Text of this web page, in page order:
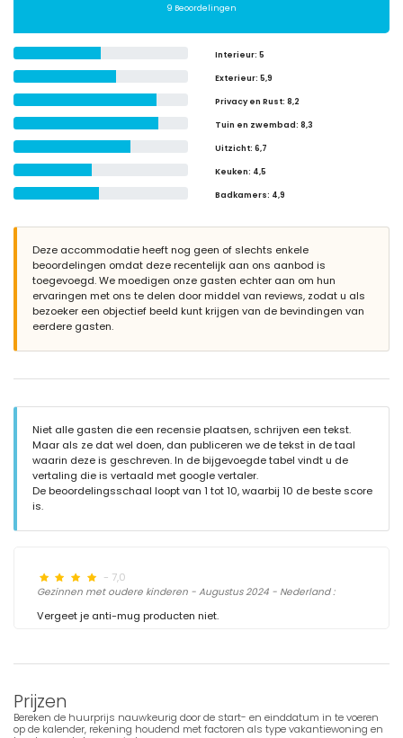
9 Beoordelingen
Interieur: 5
Exterieur: 5,9
Privacy en Rust: 8,2
Tuin en zwembad: 8,3
Uitzicht: 6,7
Keuken: 4,5
Badkamers: 4,9
Deze accommodatie heeft nog geen of slechts enkele
beoordelingen omdat deze recentelijk aan ons aanbod is
toegevoegd. We moedigen onze gasten echter aan om hun
ervaringen met ons te delen door middel van reviews, zodat u als
bezoeker een objectief beeld kunt krijgen van de bevindingen van
eerdere gasten.
Niet alle gasten die een recensie plaatsen, schrijven een tekst.
Maar als ze dat wel doen, dan publiceren we de tekst in de taal
waarin deze is geschreven. In de bijgevoegde tabel vindt u de
vertaling die is vertaald met google vertaler.
De beoordelingsschaal loopt van 1 tot 10, waarbij 10 de beste score
is.
- 7,0
Gezinnen met oudere kinderen - Augustus 2024 - Nederland :
Vergeet je anti-mug producten niet.
Prijzen
Bereken de huurprijs nauwkeurig door de start- en einddatum in te voeren
op de kalender, rekening houdend met factoren als type vakantiewoning en